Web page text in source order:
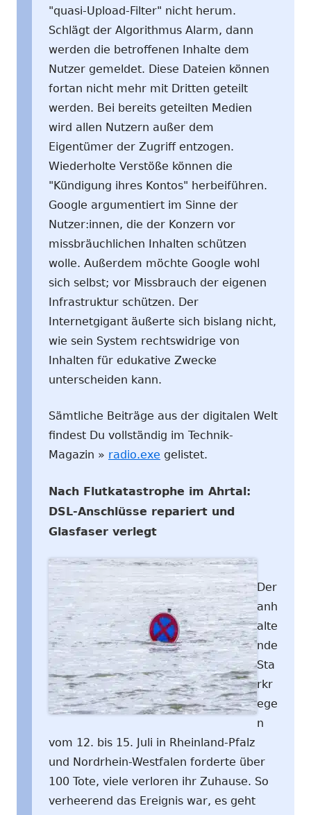
"quasi-Upload-Filter" nicht herum.
Schlägt der Algorithmus Alarm, dann
werden die betroffenen Inhalte dem
Nutzer gemeldet. Diese Dateien können
fortan nicht mehr mit Dritten geteilt
werden. Bei bereits geteilten Medien
wird allen Nutzern außer dem
Eigentümer der Zugriff entzogen.
Wiederholte Verstöße können die
"Kündigung ihres Kontos" herbeiführen.
Google argumentiert im Sinne der
Nutzer:innen, die der Konzern vor
missbräuchlichen Inhalten schützen
wolle. Außerdem möchte Google wohl
sich selbst; vor Missbrauch der eigenen
Infrastruktur schützen. Der
Internetgigant äußerte sich bislang nicht,
wie sein System rechtswidrige von
Inhalten für edukative Zwecke
unterscheiden kann.
Sämtliche Beiträge aus der digitalen Welt
findest Du vollständig im Technik-
Magazin » radio.exe gelistet.
Nach Flutkatastrophe im Ahrtal:
DSL-Anschlüsse repariert und
Glasfaser verlegt
Der
anh
alte
nde
Sta
rkr
ege
n
vom 12. bis 15. Juli in Rheinland-Pfalz
und Nordrhein-Westfalen forderte über
100 Tote, viele verloren ihr Zuhause. So
verheerend das Ereignis war, es geht